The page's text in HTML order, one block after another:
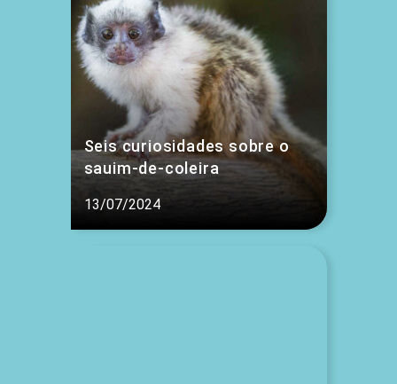
Seis curiosidades sobre o
sauim-de-coleira
13/07/2024